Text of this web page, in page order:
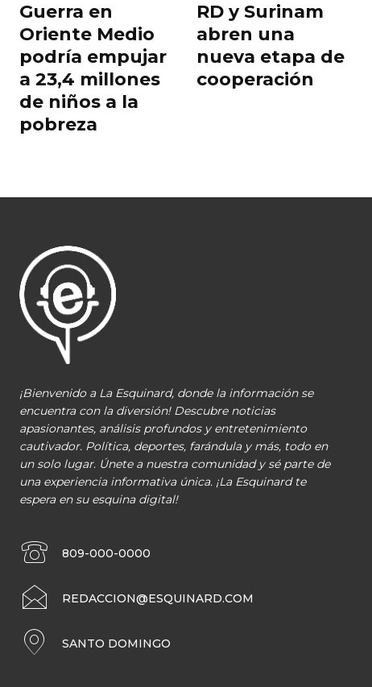
Guerra en
Oriente Medio
podría empujar
a 23,4 millones
de niños a la
pobreza
RD y Surinam
abren una
nueva etapa de
cooperación
¡Bienvenido a La Esquinard, donde la información se
encuentra con la diversión! Descubre noticias
apasionantes, análisis profundos y entretenimiento
cautivador. Política, deportes, farándula y más, todo en
un solo lugar. Únete a nuestra comunidad y sé parte de
una experiencia informativa única. ¡La Esquinard te
espera en su esquina digital!
809-000-0000
REDACCION@ESQUINARD.COM
SANTO DOMINGO